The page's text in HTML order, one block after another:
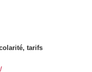
tarifs